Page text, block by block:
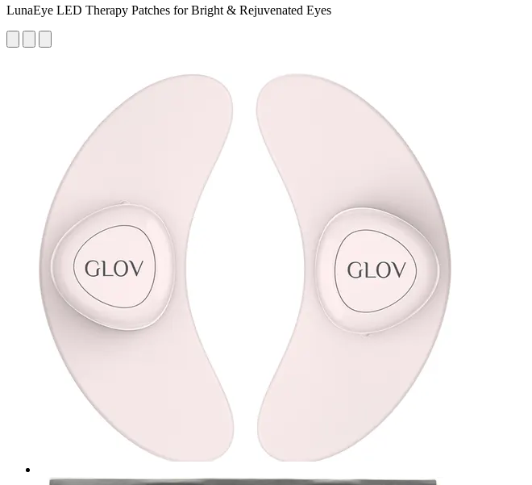
LunaEye LED Therapy Patches for Bright & Rejuvenated Eyes